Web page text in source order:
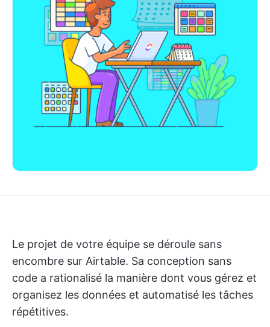
Le projet de votre équipe se déroule sans
encombre sur Airtable. Sa conception sans
code a rationalisé la manière dont vous gérez et
organisez les données et automatisé les tâches
répétitives.